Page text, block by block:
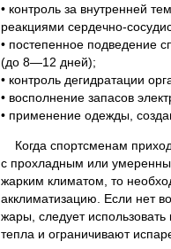
• контроль за внутренней
реакциями сердечно-
• постепенное подведение
(до 8—12 дней);
• контроль дегидратации
• восполнение запасов
• применение одежды,
Когда спортсменам
с прохладным или
жарким климатом, то
акклиматизацию. Если нет
жары, следует
тепла и ограничивают